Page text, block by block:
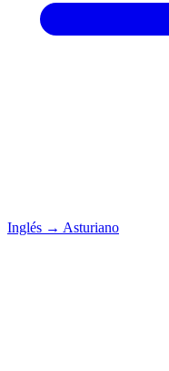
Inglés → Asturiano